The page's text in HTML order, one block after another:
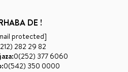
DE !
protected]
282 29 82
0(252) 377 6060
0(542) 350 0000